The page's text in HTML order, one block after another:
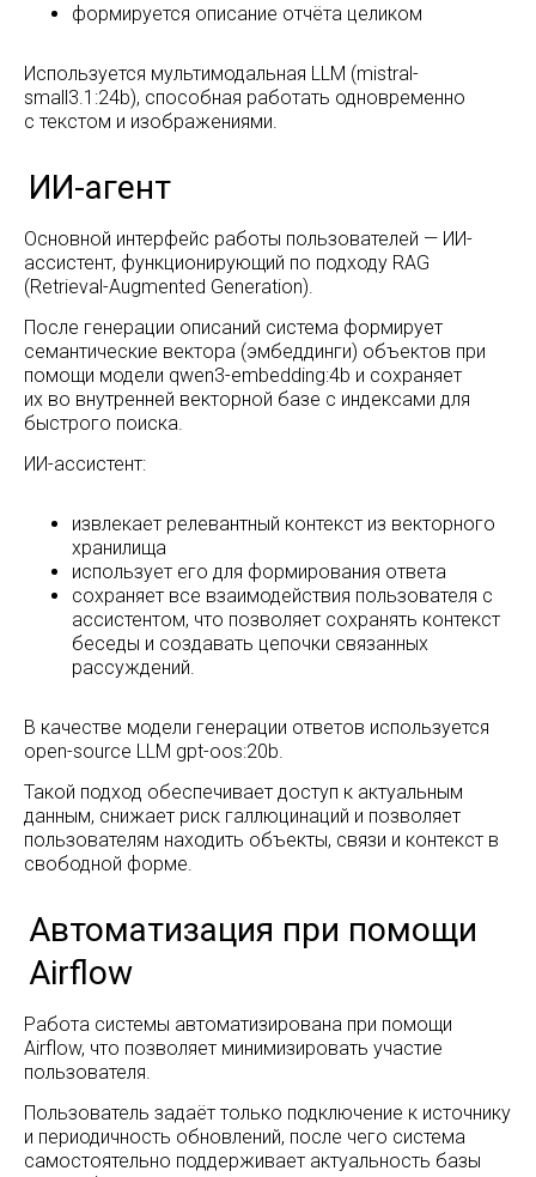
формируется описание отчёта целиком
Используется мультимодальная LLM (mistral-
small3.1:24b), способная работать одновременно
с текстом и изображениями.
Основной интерфейс работы пользователей — ИИ-
ассистент, функционирующий по подходу RAG
(Retrieval-Augmented Generation).
После генерации описаний система формирует
семантические вектора (эмбеддинги) объектов при
помощи модели qwen3-embedding:4b и сохраняет
их во внутренней векторной базе с индексами для
быстрого поиска.
ИИ-ассистент:
извлекает релевантный контекст из векторного
хранилища
использует его для формирования ответа
сохраняет все взаимодействия пользователя с
ассистентом, что позволяет сохранять контекст
беседы и создавать цепочки связанных
рассуждений.
В качестве модели генерации ответов используется
open-source LLM gpt-oos:20b.
Такой подход обеспечивает доступ к актуальным
данным, снижает риск галлюцинаций и позволяет
пользователям находить объекты, связи и контекст в
свободной форме.
Работа системы автоматизирована при помощи
Airflow, что позволяет минимизировать участие
пользователя.
Пользователь задаёт только подключение к источнику
и периодичность обновлений, после чего система
самостоятельно поддерживает актуальность базы
Почему это важно
К списку статей
Кейсы
Блог:
О компании
Контакты
Главная
Наши решения:
Планировщик
пространства
Разработка BI-
Ласмарт.Обмен
данными с
партнерами
Ласмарт.Аналитика
для розницы
Ласмарт. Аналитика
Ласмарт.
Автодокументация
Ласмарт.
Качество данных
8 800 350 06 58
© ООО "Ласмарт", 2025
Политика
конфиденциальности